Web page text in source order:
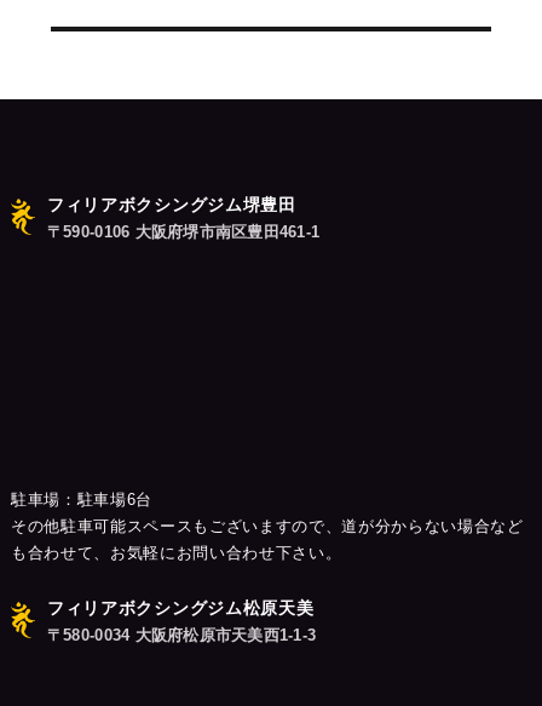
ョ
フィリアボクシングジム堺豊田
〒590-0106 大阪府堺市南区豊田461-1
駐車場：駐車場6台
その他駐車可能スペースもございますので、道が分からない場合など
も合わせて、お気軽にお問い合わせ下さい。
フィリアボクシングジム松原天美
〒580-0034 大阪府松原市天美西1-1-3